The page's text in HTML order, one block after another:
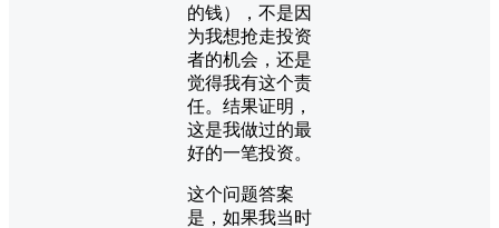
的钱），不是因
为我想抢走投资
者的机会，还是
觉得我有这个责
任。结果证明，
这是我做过的最
好的一笔投资。
这个问题答案
是，如果我当时